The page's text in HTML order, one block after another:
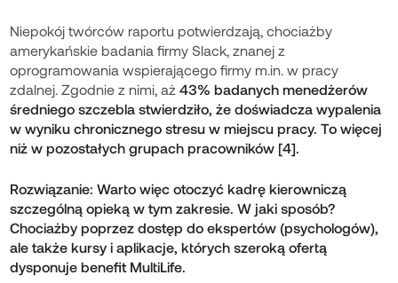
Niepokój twórców raportu potwierdzają, chociażby
amerykańskie badania firmy Slack, znanej z
oprogramowania wspierającego firmy m.in. w pracy
zdalnej. Zgodnie z nimi, aż43% badanych menedżerów
średniego szczebla stwierdziło, że doświadcza wypalenia
w wyniku chronicznego stresu w miejscu pracy. To więcej
niż w pozostałych grupach pracowników [4].
Rozwiązanie: Warto więc otoczyć kadrę kierowniczą
szczególną opieką w tym zakresie. W jaki sposób?
Chociażby poprzezdostęp do ekspertów (psychologów),
ale także kursy i aplikacje, których szeroką ofertą
dysponuje benefit MultiLife.